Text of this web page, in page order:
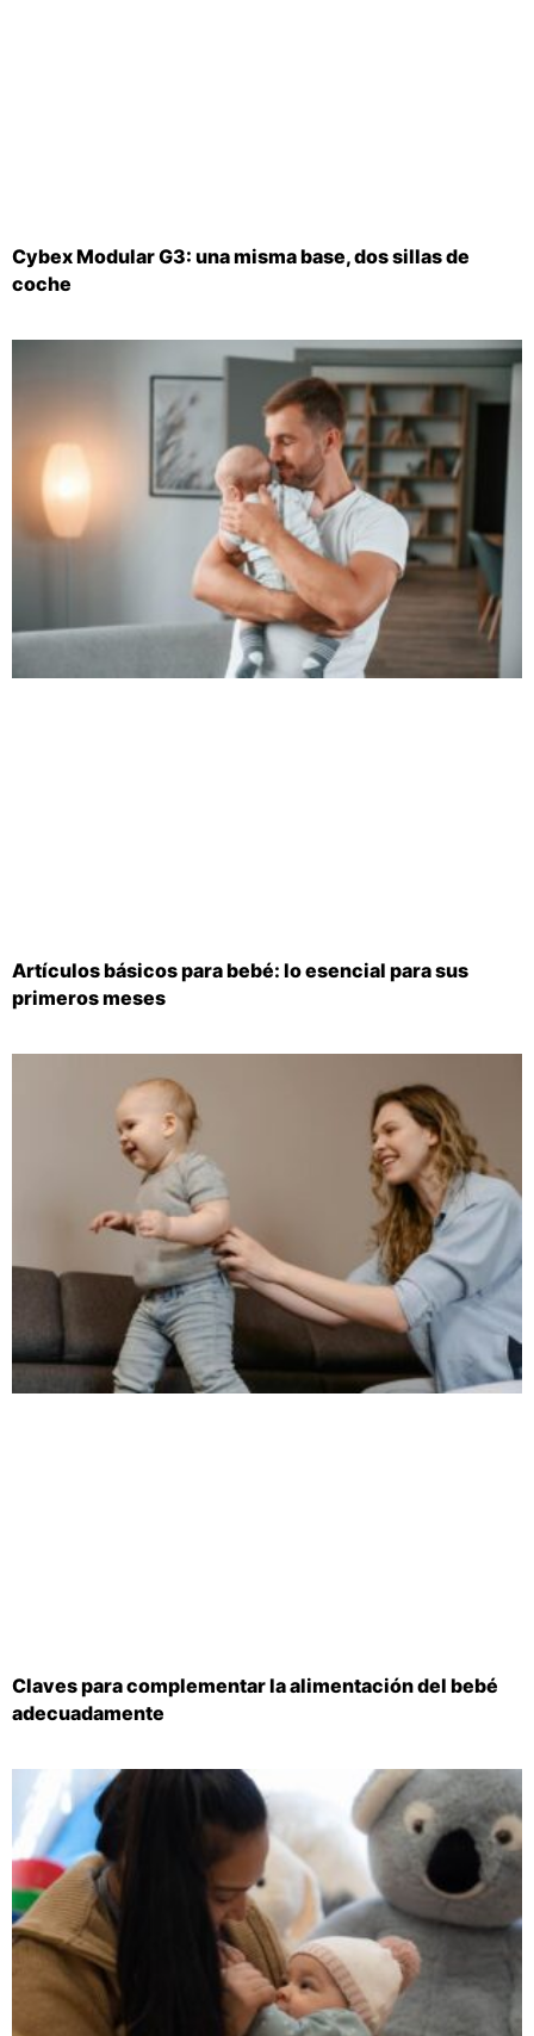
Cybex Modular G3: una misma base, dos sillas de
coche
Artículos básicos para bebé: lo esencial para sus
primeros meses
Claves para complementar la alimentación del bebé
adecuadamente